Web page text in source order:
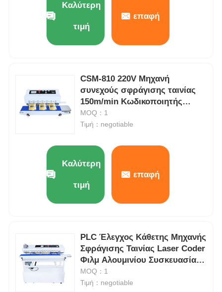
Καλύτερη
τιμή
επαφή
CSM-810 220V Μηχανή
συνεχούς σφράγισης ταινίας
150m/min Κωδικοποιητής
ημερομηνίας λήξης Inkjet
MOQ：1
Τιμή：negotiable
Καλύτερη
τιμή
επαφή
PLC Έλεγχος Κάθετης Μηχανής
Σφράγισης Ταινίας Laser Coder
Φιλμ Αλουμινίου Συσκευασίας
Τροφίμων 0-12m/min
MOQ：1
Τιμή：negotiable